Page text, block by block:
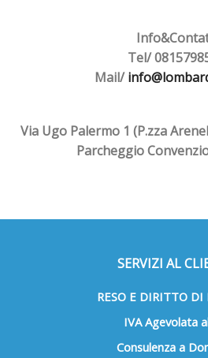
Tel/
Mail/
Via Ugo Palermo 1 (P.zza
Parcheggio
SERVIZI AL
RESO E DIRITTO DI
IVA Agevolata
Consulenza a